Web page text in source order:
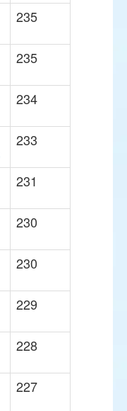
235
235
234
233
231
230
230
229
228
227